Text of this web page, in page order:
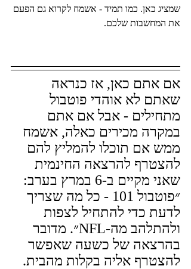
שמציג כאן. כמו תמיד - אשמח לקרוא גם הפעם
את המחשבות שלכם.
אם אתם כאן, אז כנראה
שאתם לא אוהדי פוטבול
מתחילים - אבל אם אתם
במקרה מכירים כאלה, אשמח
ממש אם תוכלו להמליץ להם
להצטרף להרצאה החינמית
שאני מקיים ב-6 במרץ בערב:
״פוטבול 101 - כל מה שצריך
לדעת כדי להתחיל לצפות
ולהתלהב מה-NFL״. מדובר
בהרצאה של כשעה שאפשר
להצטרף אליה בקלות מהבית.